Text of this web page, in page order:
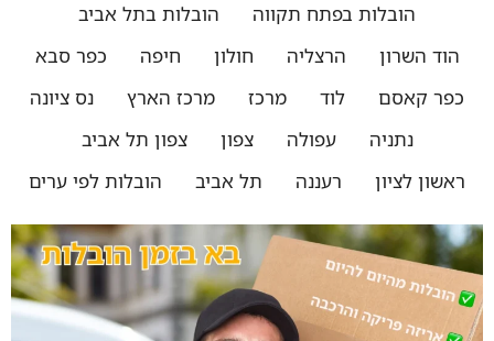
הובלות בפתח תקווה
הובלות בתל אביב
הוד השרון
הרצליה חולון חיפה
כפר סבא
כפר קאסם
לוד מרכז מרכז הארץ
נס ציונה
נתניה
עפולה צפון
צפון תל אביב
ראשון לציון
רעננה תל אביב הובלות לפי ערים